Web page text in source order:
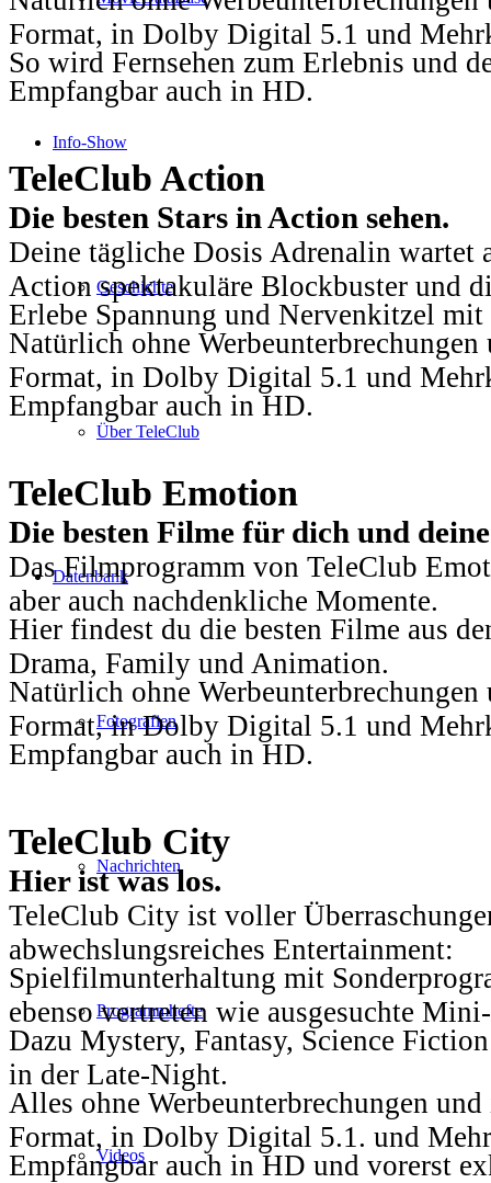
Info-Show
Geschichte
Über TeleClub
Datenbank
Fotografien
Nachrichten
Programmhefte
Videos
Format, in Dolby Digital 5.1 und
So wird Fernsehen zum Erlebnis und
Empfangbar auch in HD.
TeleClub Action
Die besten Stars in Action sehen.
Deine tägliche Dosis Adrenalin wartet
Action spektakuläre Blockbuster und
Erlebe Spannung und Nervenkitzel
Natürlich ohne
Format, in Dolby Digital 5.1 und
Empfangbar auch in HD.
TeleClub Emotion
Die besten Filme für dich und
Das Filmprogramm von TeleClub
aber auch nachdenkliche Momente.
Hier findest du die besten Filme aus
Drama, Family und Animation.
Natürlich ohne
Format, in Dolby Digital 5.1 und
Empfangbar auch in HD.
TeleClub City
Hier ist was los.
TeleClub City ist voller
abwechslungsreiches Entertainment:
Spielfilmunterhaltung mit
ebenso vertreten wie ausgesuchte
Dazu Mystery, Fantasy, Science
in der Late-Night.
Alles ohne Werbeunterbrechungen
Format, in Dolby Digital 5.1. und
Empfangbar auch in HD und vorerst